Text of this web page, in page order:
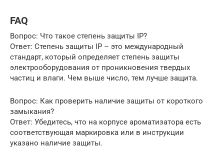
FAQ
Вопрос: Что такое степень защиты IP?
Ответ: Степень защиты IP – это международный
стандарт, который определяет степень защиты
электрооборудования от проникновения твердых
частиц и влаги. Чем выше число, тем лучше защита.
Вопрос: Как проверить наличие защиты от короткого
замыкания?
Ответ: Убедитесь, что на корпусе ароматизатора есть
соответствующая маркировка или в инструкции
указано наличие защиты.